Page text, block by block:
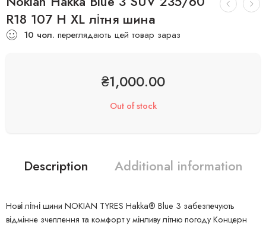
R18 107 H XL літня шина
10 чол. переглядають цей товар зараз
₴1,000.00
Out of stock
Description Additional information
Нові літні шини NOKIAN TYRES Hakka® Blue 3 забезпечують
відмінне зчеплення та комфорт у мінливу літню погоду Концерн